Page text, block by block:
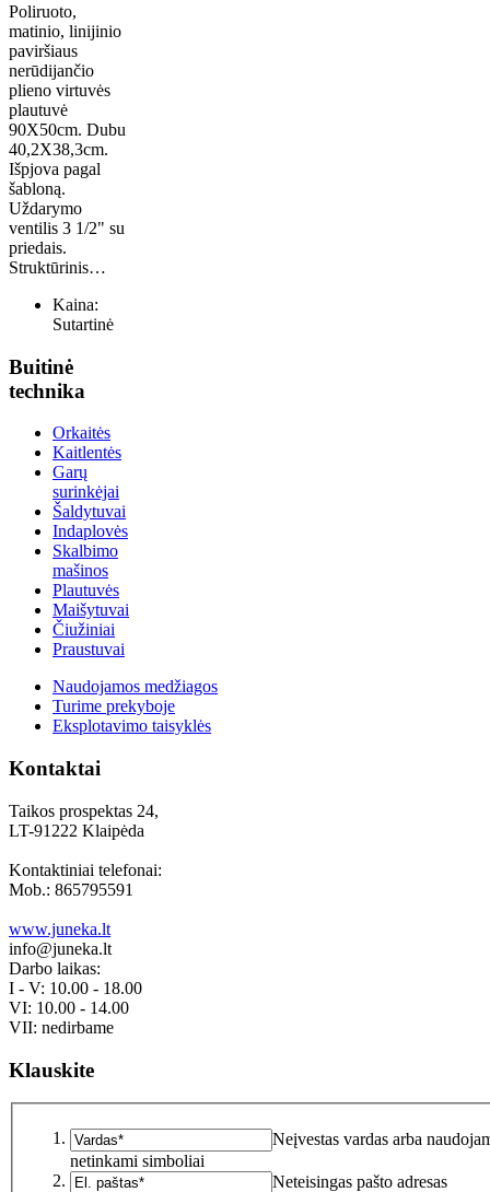
Poliruoto,
matinio, linijinio
paviršiaus
nerūdijančio
plieno virtuvės
plautuvė
90X50cm. Dubu
40,2X38,3cm.
Išpjova pagal
šabloną.
Uždarymo
ventilis 3 1/2" su
priedais.
Struktūrinis…
Kaina:
Sutartinė
Buitinė
technika
Orkaitės
Kaitlentės
Garų
surinkėjai
Šaldytuvai
Indaplovės
Skalbimo
mašinos
Plautuvės
Maišytuvai
Čiužiniai
Praustuvai
Naudojamos medžiagos
Turime prekyboje
Eksplotavimo taisyklės
Kontaktai
Taikos prospektas 24,
LT-91222 Klaipėda
Kontaktiniai telefonai:
Mob.: 865795591
www.juneka.lt
info@juneka.lt
Darbo laikas:
I - V: 10.00 - 18.00
VI: 10.00 - 14.00
VII: nedirbame
Klauskite
Neįvestas vardas arba
netinkami simboliai
Neteisingas pašto adresas